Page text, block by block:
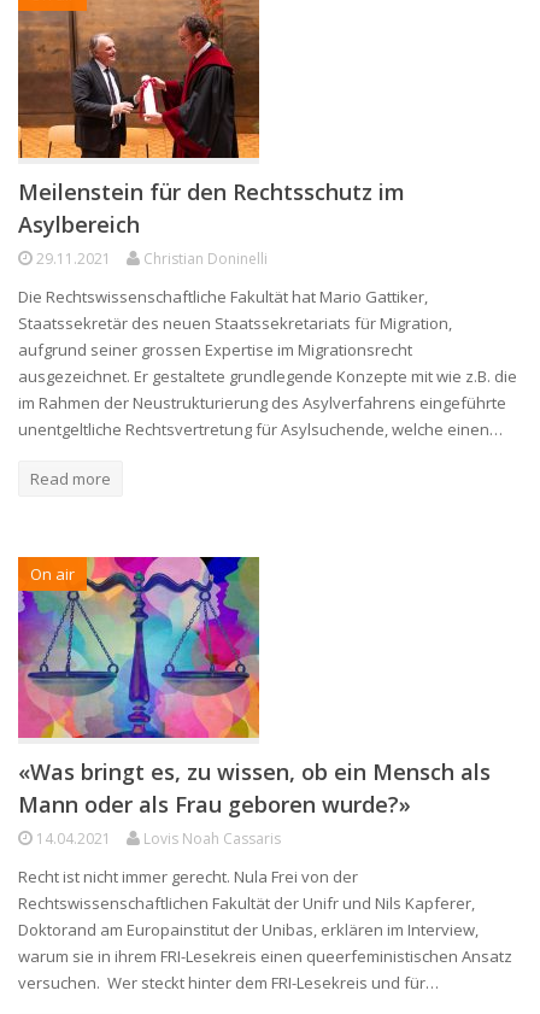
Meilenstein für den Rechtsschutz im
Asylbereich
29.11.2021 Christian Doninelli
Die Rechtswissenschaftliche Fakultät hat Mario Gattiker,
Staatssekretär des neuen Staatssekretariats für Migration,
aufgrund seiner grossen Expertise im Migrationsrecht
ausgezeichnet. Er gestaltete grundlegende Konzepte mit wie z.B. die
im Rahmen der Neustrukturierung des Asylverfahrens eingeführte
unentgeltliche Rechtsvertretung für Asylsuchende, welche einen…
Read more
On air
«Was bringt es, zu wissen, ob ein Mensch als
Mann oder als Frau geboren wurde?»
14.04.2021 Lovis Noah Cassaris
Recht ist nicht immer gerecht. Nula Frei von der
Rechtswissenschaftlichen Fakultät der Unifr und Nils Kapferer,
Doktorand am Europainstitut der Unibas, erklären im Interview,
warum sie in ihrem FRI-Lesekreis einen queerfeministischen Ansatz
versuchen. Wer steckt hinter dem FRI-Lesekreis und für…